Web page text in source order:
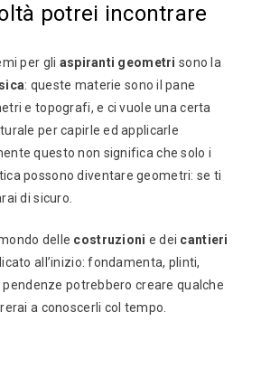
potrei incontrare
per gli aspiranti geometri sono la
: queste materie sono il pane
e topografi, e ci vuole una certa
per capirle ed applicarle
questo non significa che solo i
possono diventare geometri: se ti
di sicuro.
delle costruzioni e dei cantieri
all’inizio: fondamenta, plinti,
potrebbero creare qualche
a conoscerli col tempo.